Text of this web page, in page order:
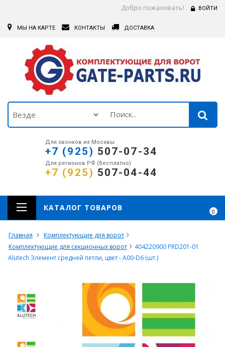
Добро пожаловать! ВОЙТИ
МЫ НА КАРТЕ КОНТАКТЫ ДОСТАВКА
Для звонков из Москвы
+7 (925) 507-07-34
Для регионов РФ (бесплатно)
+7 (925) 507-04-44
0
КАТАЛОГ ТОВАРОВ
Главная
Комплектующие для ворот
Комплектующие для секционных ворот
404220900 PRD201-01
Alutech Элемент средней петли, цвет - A00-D6 (шт.)